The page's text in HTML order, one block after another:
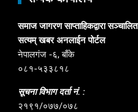
समाज जागरण साप्ताहिकद्वारा सञ्चालित
सत्यम् खबर अनलाईन पोर्टल
नेपालगंज -६, बाँके
०८१-५३३८१८
सूचना विभाग दर्ता नं. :
२१९१/०७७/०७८